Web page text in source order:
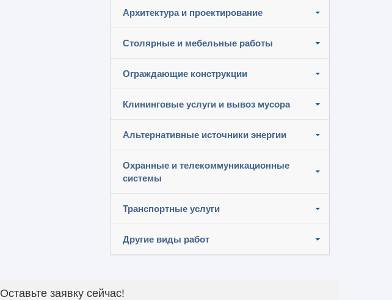
Архитектура и проектирование
Столярные и мебельные работы
Ограждающие конструкции
Клининговые услуги и вывоз мусора
Альтернативные источники энергии
Охранные и телекоммуникационные
системы
Транспортные услуги
Другие виды работ
Оставьте заявку сейчас!